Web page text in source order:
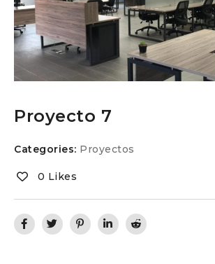
Proyecto 7
Categories: Proyectos
0 Likes